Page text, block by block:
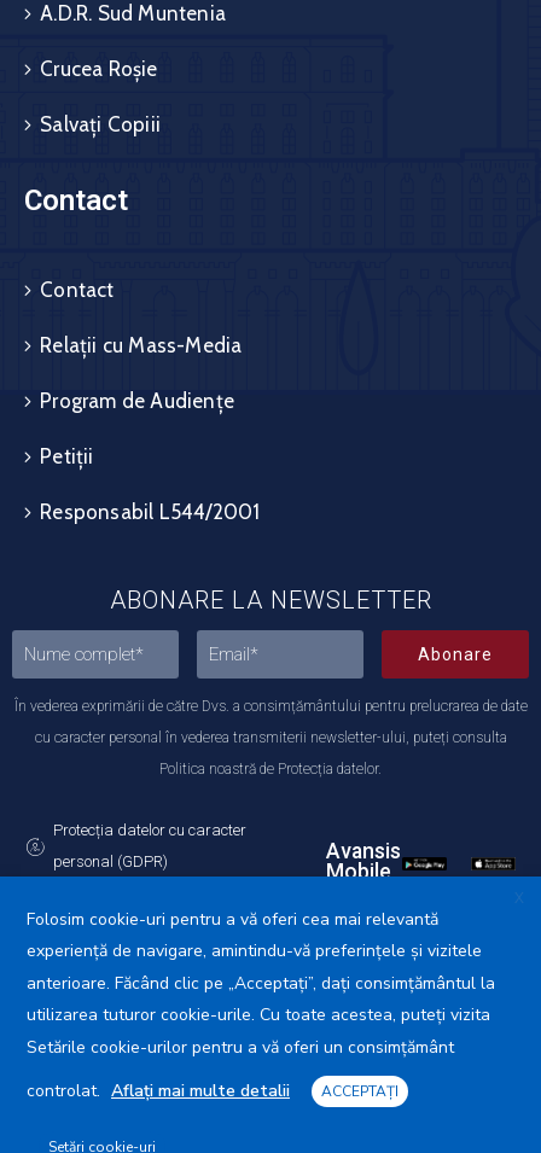
A.D.R. Sud Muntenia
Crucea Roșie
Salvați Copiii
Contact
Contact
Relații cu Mass-Media
Program de Audiențe
Petiții
Responsabil L544/2001
ABONARE LA NEWSLETTER
Abonare
În vederea exprimării de către Dvs. a consimțământului pentru prelucrarea de date
cu caracter personal în vederea transmiterii newsletter-ului, puteți consulta
Politica noastră de Protecția datelor.
Protecția datelor cu caracter
personal (GDPR)
Avansis
Mobile
Primăria Municipiului Călărași © 2025. Toate drepturile
X
Folosim cookie-uri pentru a vă oferi cea mai relevantă
experiență de navigare, amintindu-vă preferințele și vizitele
anterioare. Făcând clic pe „Acceptați”, dați consimțământul la
utilizarea tuturor cookie-urile. Cu toate acestea, puteți vizita
Setările cookie-urilor pentru a vă oferi un consimțământ
controlat. Aflați mai multe detalii ACCEPTAȚI
Setări cookie-uri